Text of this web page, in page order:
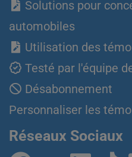
Solutions pour
automobiles
Utilisation des
Testé par l'équipe
Désabonnement
Personnaliser les
Réseaux Sociaux